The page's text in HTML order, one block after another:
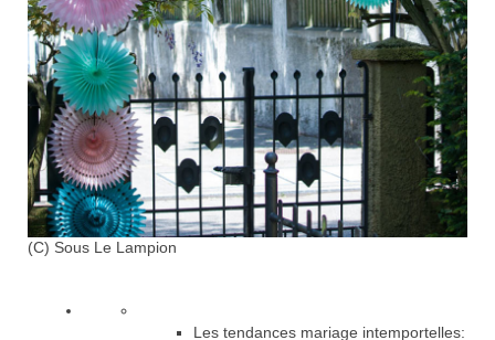
(C) Sous Le Lampion
Les tendances mariage intemportelles: